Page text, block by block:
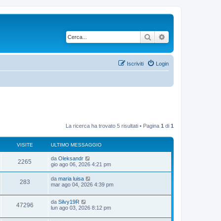
Cerca
Login
Iscriviti
La ricerca ha trovato 5 risultati • Pagina 1 di 1
VISITE ULTIMO MESSAGGIO
2265
i
U
l
m
o
e
s
s
a
da Oleksandr
gio ago 06, 2026 4:21 pm
283V
i
s
U
l
i
m
o
e
da maria luisa
mar ago 04, 2026 4:39 pm
47296V
i
U
l
i
da Silvy19R
lun ago 03, 2026 8:12 pm